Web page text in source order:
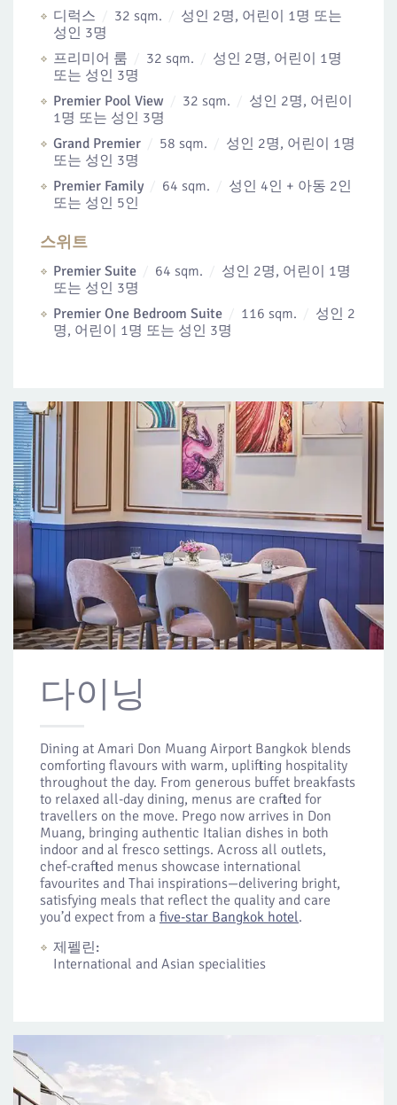
디럭스 32 sqm.
성인 2명, 어린이 1명 또는
성인 3명
프리미어 룸
32 sqm.
성인 2명, 어린이 1명
또는 성인 3명
Premier Pool View
32 sqm.
성인 2명, 어린이
1명 또는 성인 3명
Grand Premier
58 sqm.
성인 2명, 어린이 1명
또는 성인 3명
Premier Family
64 sqm.
성인 4인 + 아동 2인
또는 성인 5인
스위트
Premier Suite
64 sqm.
성인 2명, 어린이 1명
또는 성인 3명
Premier One Bedroom Suite
116 sqm.
성인 2
명, 어린이 1명 또는 성인 3명
다이닝
Dining at Amari Don Muang Airport Bangkok blends
comforting flavours with warm, uplifting hospitality
throughout the day. From generous buffet breakfasts
to relaxed all-day dining, menus are crafted for
travellers on the move. Prego now arrives in Don
Muang, bringing authentic Italian dishes in both
indoor and al fresco settings. Across all outlets,
chef-crafted menus showcase international
favourites and Thai inspirations—delivering bright,
satisfying meals that reflect the quality and care
you’d expect from a five-star Bangkok hotel.
제펠린:
International and Asian specialities